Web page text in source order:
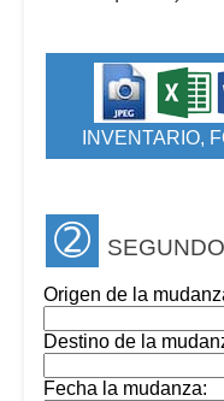
INVENTARIO,
➁
Origen de la
Destino de la
Fecha la mudanza: